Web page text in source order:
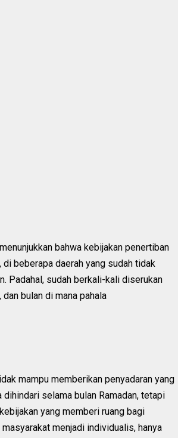
bahwa kebijakan penertiban
beberapa daerah yang sudah tidak
Padahal, sudah berkali-kali diserukan
bulan di mana pahala
mampu memberikan penyadaran yang
selama bulan Ramadan, tetapi
yang memberi ruang bagi
menjadi individualis, hanya